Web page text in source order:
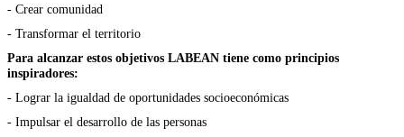
- Crear comunidad
- Transformar el territorio
Para alcanzar estos objetivos LABEAN tiene como principios
inspiradores:
- Lograr la igualdad de oportunidades socioeconómicas
- Impulsar el desarrollo de las personas